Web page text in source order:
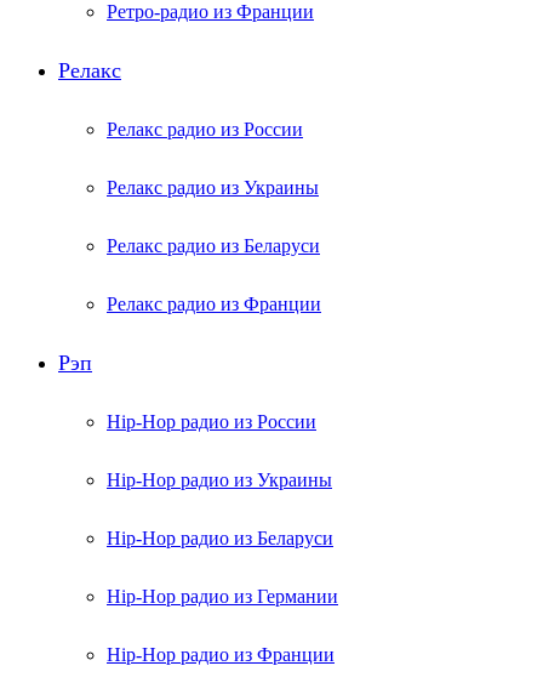
Ретро-радио из Франции
Релакс
Релакс радио из России
Релакс радио из Украины
Релакс радио из Беларуси
Релакс радио из Франции
Рэп
Hip-Hop радио из России
Hip-Hop радио из Украины
Hip-Hop радио из Беларуси
Hip-Hop радио из Германии
Hip-Hop радио из Франции